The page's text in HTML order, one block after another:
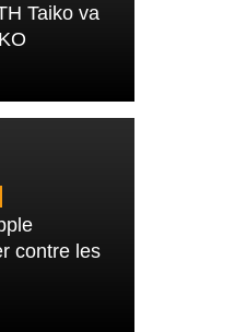
Taiko va
contre les